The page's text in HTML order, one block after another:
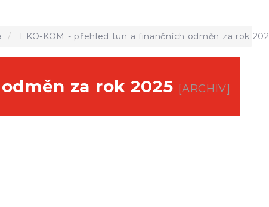
EKO-KOM - přehled tun a finančních odměn za rok
za rok 2025 [ARCHIV]